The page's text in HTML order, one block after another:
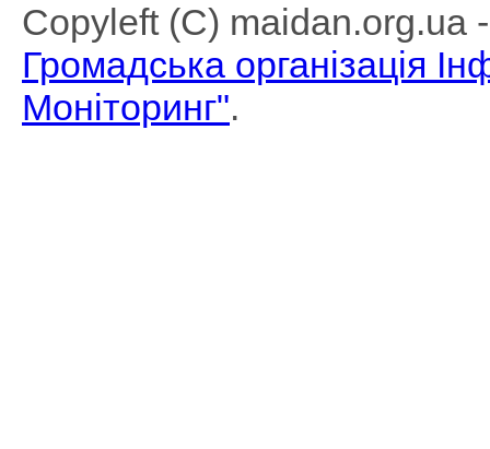
Copyleft (C) maidan.org.ua
Громадська організація
Моніторинг".